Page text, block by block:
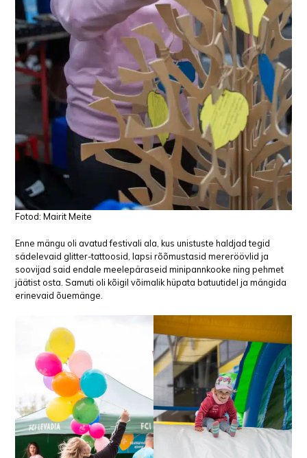
Fotod: Mairit Meite
Enne mängu oli avatud festivali ala, kus unistuste haldjad tegid
sädelevaid glitter-tattoosid, lapsi rõõmustasid mereröövlid ja
soovijad said endale meelepäraseid minipannkooke ning pehmet
jäätist osta. Samuti oli kõigil võimalik hüpata batuutidel ja mängida
erinevaid õuemänge.